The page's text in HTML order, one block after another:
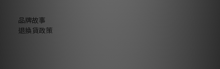
品牌故事
退換貨政策